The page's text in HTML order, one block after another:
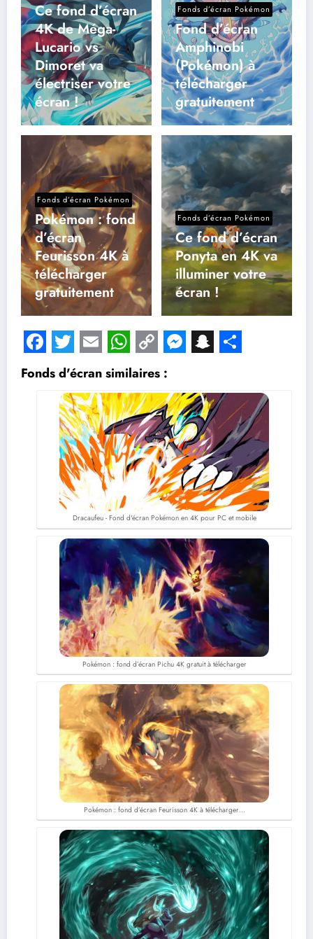
Ce fond d’écran
4K de Méga-
Lucario vs
Dimoret va
électriser votre
écran !
Fonds d’écran Pokémon
Fond d’écran
Amphinobi
(Pokémon) à
télécharger
gratuitement
Fonds d’écran Pokémon
Pokémon : fond
d’écran
Feurisson 4K à
télécharger
gratuitement
Fonds d’écran Pokémon
Ce fond d’écran
Ponyta en 4K va
illuminer votre
écran !
Facebook
Twitter
EmailWhatsApp
Copy
Link
Messenger
Snapchat
Share
Fonds d'écran similaires :
Dracaufeu - Fond d'écran Pokémon en 4K pour PC et mobile
Pokémon : fond d’écran Pichu 4K gratuit à télécharger
Pokémon : fond d’écran Feurisson 4K à télécharger…